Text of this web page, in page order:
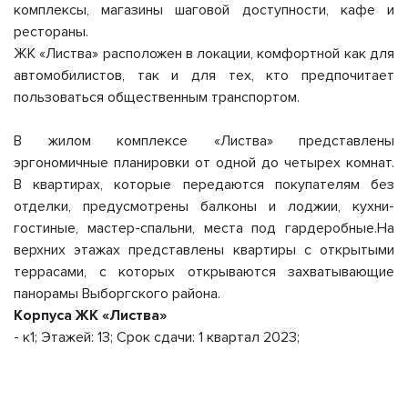
комплексы, магазины шаговой доступности, кафе и
рестораны.
ЖК «Листва» расположен в локации, комфортной как для
автомобилистов, так и для тех, кто предпочитает
пользоваться общественным транспортом.
В жилом комплексе «Листва» представлены
эргономичные планировки от одной до четырех комнат.
В квартирах, которые передаются покупателям без
отделки, предусмотрены балконы и лоджии, кухни-
гостиные, мастер-спальни, места под гардеробные.На
верхних этажах представлены квартиры с открытыми
террасами, с которых открываются захватывающие
панорамы Выборгского района.
Корпуса ЖК «Листва»
- к1; Этажей: 13; Срок сдачи: 1 квартал 2023;